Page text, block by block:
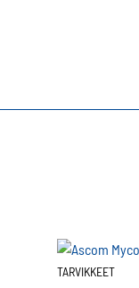
TARVIKKEET